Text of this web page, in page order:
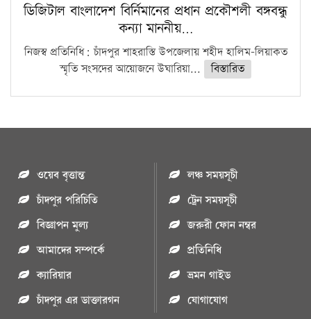
ডিজিটাল বাংলাদেশ বির্নিমানের প্রধান প্রকৌশলী বঙ্গবন্ধু
কন্যা মাননীয়…
নিজস্ব প্রতিনিধি: চাঁদপুর শাহরাস্তি উপজেলায় শহীদ হালিম-লিয়াকত
স্মৃতি সংসদের আয়োজনে উঘারিয়া...
বিস্তারিত
ওয়েব বৃত্তান্ত
চাঁদপুর পরিচিতি
বিজ্ঞাপন মুল্য
আমাদের সম্পর্কে
ক্যারিয়ার
চাঁদপুর এর ডাক্তারগন
লঞ্চ সময়সূচী
ট্রেন সময়সূচী
জরুরী ফোন নম্বর
প্রতিনিধি
ভ্রমন গাইড
যোগাযোগ